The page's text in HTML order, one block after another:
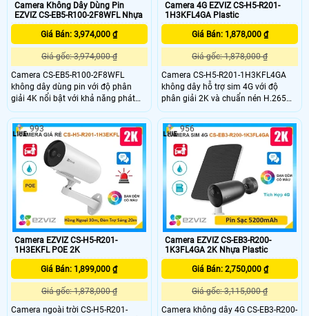
Camera Không Dây Dùng Pin
EZVIZ CS-EB5-R100-2F8WFL Nhựa
Giá Bán: 3,974,000 ₫
Giá gốc: 3,974,000 ₫
Camera CS-EB5-R100-2F8WFL
không dây dùng pin với độ phân
giải 4K nổi bật với khả năng phát
hiện hình dáng người và phương
tiện hỗ trợ đàm thoại 2 chiều
camera còn trang bị còi cảnh báo
và đèn chớp tăng cường an ninh khi
phát hiện sự xâm nhập camera tích
hợp tấm pin năng lượng mặt trời và
pin sạc đạt chuẩn IP65 chống nước
và bụi giúp hoạt động bền bỉ trong
mọi điều kiện thời tiết.
Camera 4G EZVIZ CS-H5-R201-
1H3KFL4GA Plastic
Giá Bán: 1,878,000 ₫
Giá gốc: 1,878,000 ₫
Camera CS-H5-R201-1H3KFL4GA
không dây hỗ trợ sim 4G với độ
phân giải 2K và chuẩn nén H.265
giúp tiết kiệm băng thông camera
có khả năng đàm thoại 2 chiều tầm
nhìn hồng ngoại lên đến 30m và
ánh sáng trắng 20m đảm bảo quan
sát rõ ràng cả ngày lẫn đêm với
chuẩn IP67 camera còn tích hợp
tính năng phát hiện thông minh và
cảnh báo bằng còi và đèn chớp
Camera EZVIZ CS-H5-R201-
1H3EKFL POE 2K
Giá Bán: 1,899,000 ₫
Giá gốc: 1,878,000 ₫
Camera ngoài trời CS-H5-R201-
993
Camera EZVIZ CS-EB3-R200-
1K3FL4GA 2K Nhựa Plastic
Giá Bán: 2,750,000 ₫
Giá gốc: 3,115,000 ₫
Camera không dây 4G CS-EB3-R200-
956